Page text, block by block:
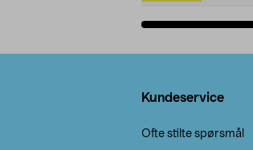
Kundeservice
Ofte stilte spørsmål